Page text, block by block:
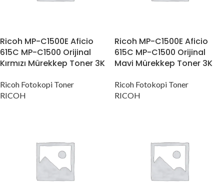
Ricoh MP-C1500E Aficio
615C MP-C1500 Orijinal
Kırmızı Mürekkep Toner 3K
Ricoh Fotokopi Toner
RICOH
Ricoh MP-C1500E Aficio
615C MP-C1500 Orijinal
Mavi Mürekkep Toner 3K
Ricoh Fotokopi Toner
RICOH